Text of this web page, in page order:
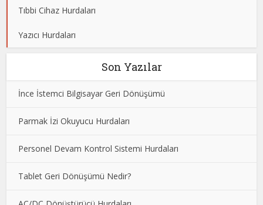
Tıbbi Cihaz Hurdaları
Yazıcı Hurdaları
Son Yazılar
İnce İstemci Bilgisayar Geri Dönüşümü
Parmak İzi Okuyucu Hurdaları
Personel Devam Kontrol Sistemi Hurdaları
Tablet Geri Dönüşümü Nedir?